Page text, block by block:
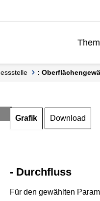
Messstelle :
Grafik Download
- Durchfluss
Für den gewählten